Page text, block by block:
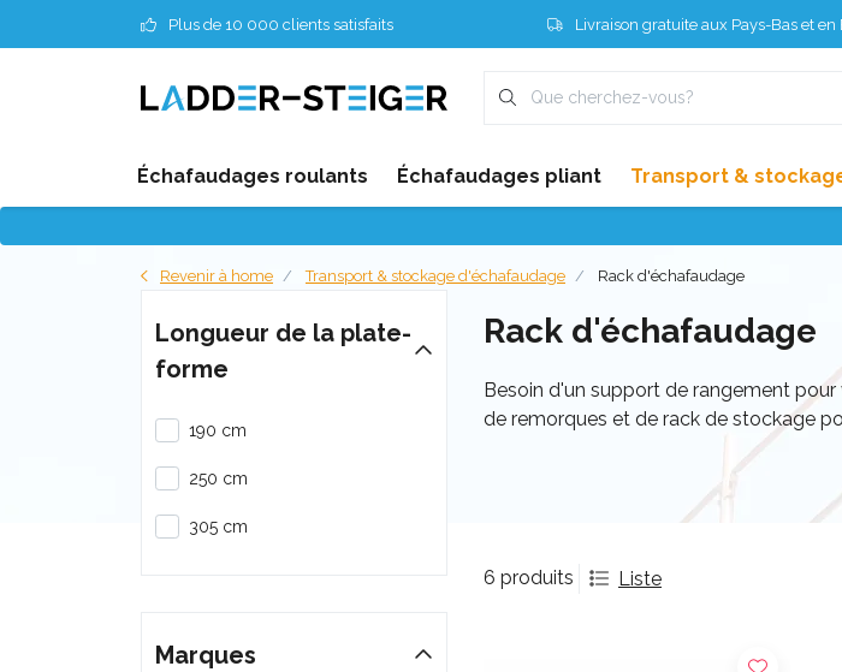
Plus de 10 000 clients satisfaits Livraison gratuite aux Pays-Bas et
Échafaudages roulants Échafaudages pliant Transport &
Revenir à home Transport & stockage d'échafaudage Rack d'échafaudage
Rack d'échafaudage
Besoin d'un support de rangement
de remorques et de rack de stockage
6 produits Liste
Longueur de la plate-
forme
190 cm
250 cm
305 cm
Marques